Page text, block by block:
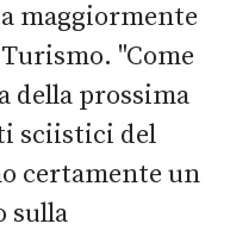
maggiormente
"Come
della prossima
sciistici del
certamente un
sulla